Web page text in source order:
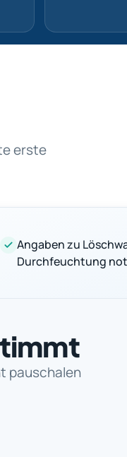
erste
Angaben zu
Durchfeuchtung
pauschalen